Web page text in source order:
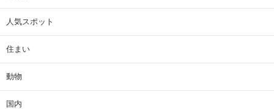
人気スポット
住まい
動物
国内